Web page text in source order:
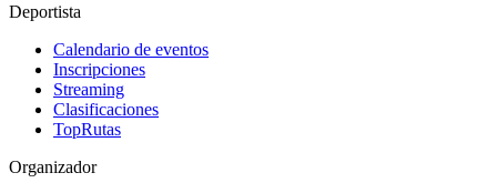
Deportista
Calendario de eventos
Inscripciones
Streaming
Clasificaciones
TopRutas
Organizador